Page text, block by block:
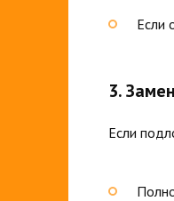
Если
3.
Если